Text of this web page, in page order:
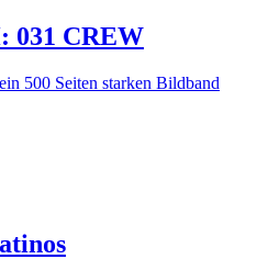
031 CREW
500 Seiten starken Bildband